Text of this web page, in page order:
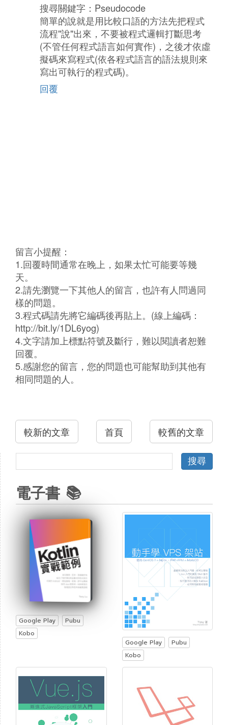
搜尋關鍵字：Pseudocode
簡單的說就是用比較口語的方法先把程式
流程"說"出來，不要被程式邏輯打斷思考
(不管任何程式語言如何實作)，之後才依虛
擬碼來寫程式(依各程式語言的語法規則來
寫出可執行的程式碼)。
回覆
留言小提醒：
1.回覆時間通常在晚上，如果太忙可能要等幾
天。
2.請先瀏覽一下其他人的留言，也許有人問過同
樣的問題。
3.程式碼請先將它編碼後再貼上。(線上編碼：
http://bit.ly/1DL6yog)
4.文字請加上標點符號及斷行，難以閱讀者恕難
回覆。
5.感謝您的留言，您的問題也可能幫助到其他有
相同問題的人。
較新的文章 較舊的文章
首頁
電子書 📚
Google Play
Pubu
Kobo
Google Play
Pubu
Kobo